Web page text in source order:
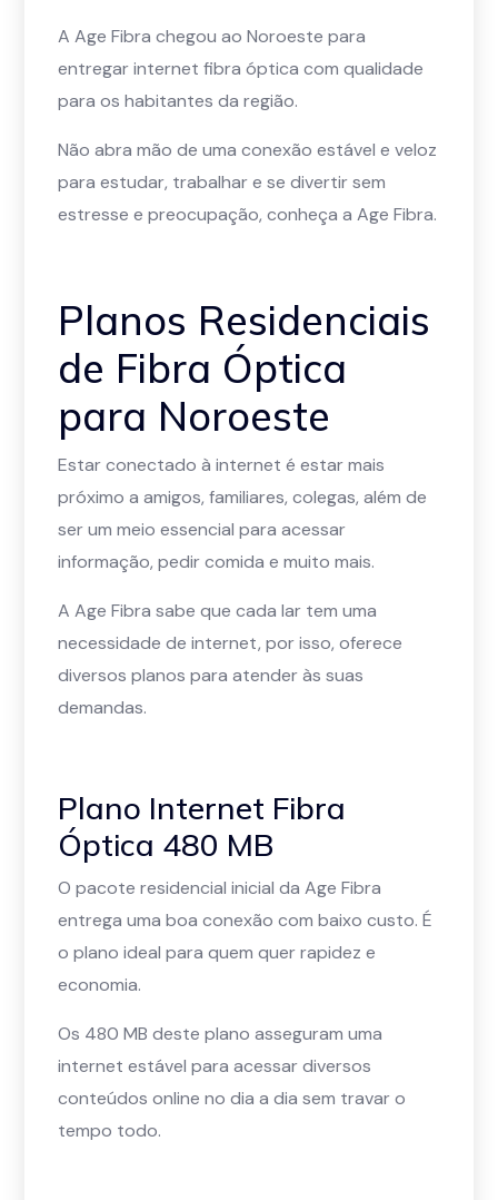
A Age Fibra chegou ao Noroeste para
entregar internet fibra óptica com qualidade
para os habitantes da região.
Não abra mão de uma conexão estável e veloz
para estudar, trabalhar e se divertir sem
estresse e preocupação, conheça a Age Fibra.
Planos Residenciais
de Fibra Óptica
para Noroeste
Estar conectado à internet é estar mais
próximo a amigos, familiares, colegas, além de
ser um meio essencial para acessar
informação, pedir comida e muito mais.
A Age Fibra sabe que cada lar tem uma
necessidade de internet, por isso, oferece
diversos planos para atender às suas
demandas.
Plano Internet Fibra
Óptica 480 MB
O pacote residencial inicial da Age Fibra
entrega uma boa conexão com baixo custo. É
o plano ideal para quem quer rapidez e
economia.
Os 480 MB deste plano asseguram uma
internet estável para acessar diversos
conteúdos online no dia a dia sem travar o
tempo todo.